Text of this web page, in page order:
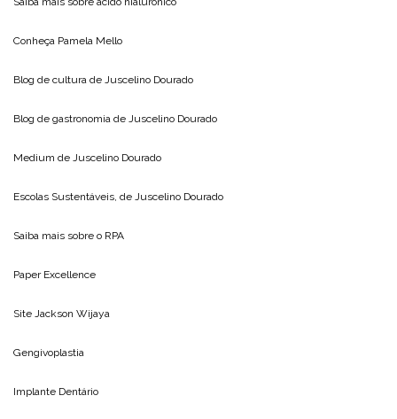
Conheça Pamela Mello
Blog de cultura de Juscelino Dourado
Blog de gastronomia de Juscelino Dourado
Medium de Juscelino Dourado
Escolas Sustentáveis, de Juscelino Dourado
Saiba mais sobre o RPA
Paper Excellence
Site Jackson Wijaya
Gengivoplastia
Implante Dentário